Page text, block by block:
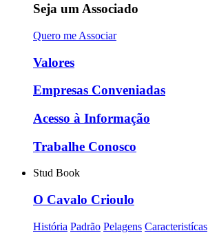
Seja um Associado
Quero me Associar
Valores
Empresas Conveniadas
Acesso à Informação
Trabalhe Conosco
Stud Book
O Cavalo Crioulo
História Padrão Pelagens Caracteristícas